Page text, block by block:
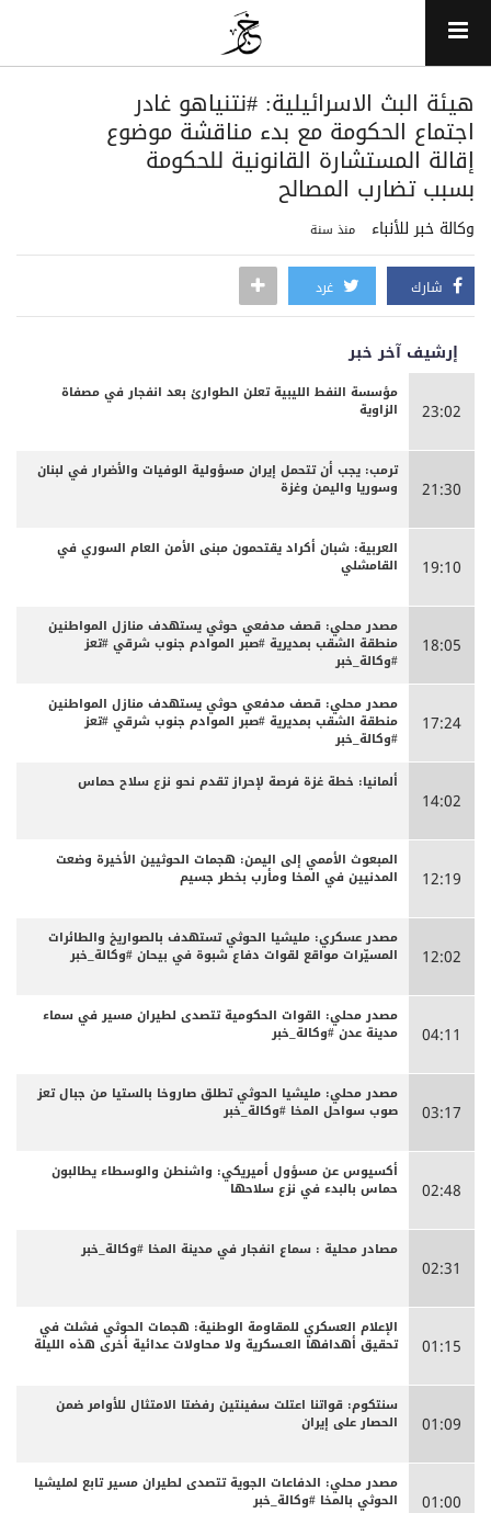
هيئة البث الاسرائيلية: ‎#نتنياهو غادر
اجتماع الحكومة مع بدء مناقشة موضوع
إقالة المستشارة القانونية للحكومة
بسبب تضارب المصالح
وكالة خبر للأنباء منذ سنة
شارك غرد
إرشيف آخر خبر
23:02
مؤسسة النفط الليبية تعلن الطوارئ بعد انفجار في مصفاة
الزاوية
21:30
ترمب: يجب أن تتحمل إيران مسؤولية الوفيات والأضرار في لبنان
وسوريا واليمن وغزة
19:10
العربية: شبان أكراد يقتحمون مبنى الأمن العام السوري في
القامشلي
18:05
مصدر محلي: قصف مدفعي حوثي يستهدف منازل المواطنين
منطقة الشقب بمديرية #صبر الموادم جنوب شرقي #تعز
#وكالة_خبر
17:24
مصدر محلي: قصف مدفعي حوثي يستهدف منازل المواطنين
منطقة الشقب بمديرية #صبر الموادم جنوب شرقي #تعز
#وكالة_خبر
14:02
ألمانيا: خطة غزة فرصة لإحراز تقدم نحو نزع سلاح حماس
12:19
المبعوث الأممي إلى اليمن: هجمات الحوثيين الأخيرة وضعت
المدنيين في المخا ومأرب بخطر جسيم
12:02
مصدر عسكري: مليشيا الحوثي تستهدف بالصواريخ والطائرات
المسيّرات مواقع لقوات دفاع شبوة في بيحان #وكالة_خبر
04:11
مصدر محلي: القوات الحكومية تتصدى لطيران مسير في سماء
مدينة عدن #وكالة_خبر
03:17
مصدر محلي: مليشيا الحوثي تطلق صاروخا بالستيا من جبال تعز
صوب سواحل المخا #وكالة_خبر
02:48
أكسيوس عن مسؤول أميريكي: واشنطن والوسطاء يطالبون
حماس بالبدء في نزع سلاحها
02:31
مصادر محلية : سماع انفجار في مدينة المخا #وكالة_خبر
01:15
الإعلام العسكري للمقاومة الوطنية: هجمات الحوثي فشلت في
تحقيق أهدافها العـسكرية ولا محاولات عدائية أخرى هذه الليلة
01:09
سنتكوم: قواتنا اعتلت سفينتين رفضتا الامتثال للأوامر ضمن
الحصار على إيران
01:00
مصدر محلي: الدفاعات الجوية تتصدى لطيران مسير تابع لمليشيا
الحوثي بالمخا #وكالة_خبر